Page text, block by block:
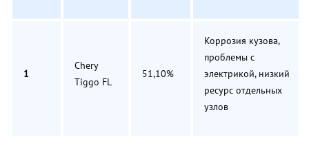
1
Chery
Tiggo FL
51,10%
Коррозия кузова,
проблемы с
электрикой, низкий
ресурс отдельных
узлов